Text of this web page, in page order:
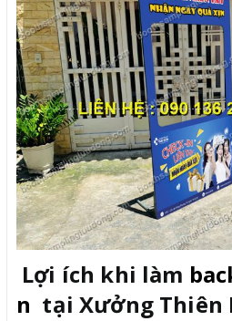
Lợi ích khi làm
n tại Xưởng Thiên